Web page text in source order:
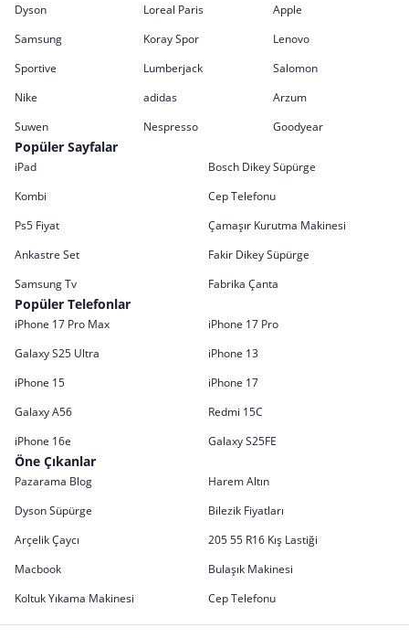
Dyson
Loreal Paris
Apple
Samsung
Koray Spor
Lenovo
Sportive
Lumberjack
Salomon
Nike
adidas
Arzum
Suwen
Nespresso Goodyear
Popüler Sayfalar
iPad
Bosch Dikey Süpürge
Kombi
Cep Telefonu
Ps5 Fiyat
Çamaşır Kurutma Makinesi
Ankastre Set
Fakir Dikey Süpürge
Samsung Tv
Fabrika Çanta
Popüler Telefonlar
iPhone 17 Pro Max
iPhone 17 Pro
Galaxy S25 Ultra
iPhone 13
iPhone 15
iPhone 17
Galaxy A56
Redmi 15C
iPhone 16e
Galaxy S25FE
Öne Çıkanlar
Pazarama Blog
Harem Altın
Dyson Süpürge
Bilezik Fiyatları
Arçelik Çaycı
205 55 R16 Kış Lastiği
Macbook
Bulaşık Makinesi
Koltuk Yıkama Makinesi
Cep Telefonu